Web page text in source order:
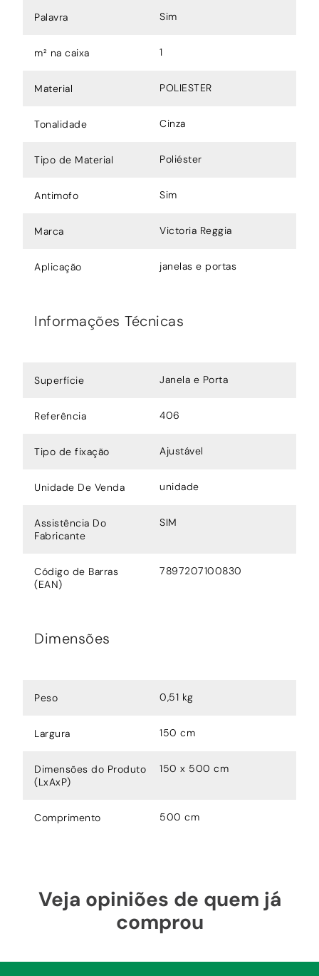
Palavra Sim
m² na caixa 1
Material POLIESTER
Tonalidade Cinza
Tipo de Material Poliéster
Antimofo Sim
Marca Victoria Reggia
Aplicação janelas e portas
Informações Técnicas
Superfície Janela e Porta
Referência 406
Tipo de fixação Ajustável
Unidade De Venda unidade
Assistência Do
Fabricante
SIM
Código de Barras
(EAN)
7897207100830
Dimensões
Peso 0,51 kg
Largura 150 cm
Dimensões do Produto
(LxAxP)
150 x 500 cm
Comprimento 500 cm
Veja opiniões de quem já
comprou